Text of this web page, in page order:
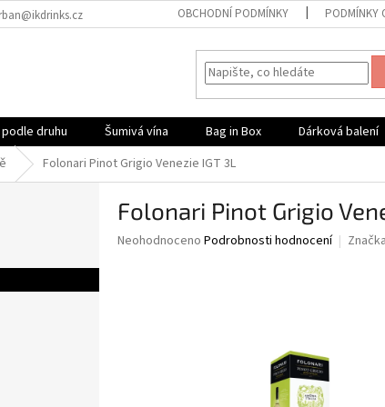
OBCHODNÍ PODMÍNKY PODMÍNKY
podle druhu Šumivá vína Bag in Box Dárková balení
Folonari Pinot Grigio Venezie IGT 3L
Folonari Pinot Grigio
Průměrné
Neohodnoceno Podrobnosti hodnocení